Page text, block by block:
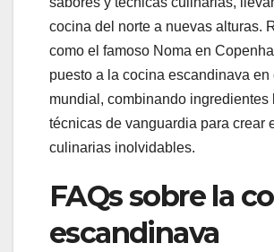
cocina del norte a nuevas alturas.
como el famoso Noma en
puesto a la cocina escandinava en
mundial, combinando ingredientes
técnicas de vanguardia para crear
culinarias inolvidables.
FAQs sobre la
escandinava